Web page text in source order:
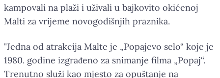
kampovali na plaži i uživali u bajkovito okićenoj
Malti za vrijeme novogodišnjih praznika.
"Jedna od atrakcija Malte je „Popajevo selo“ koje je
1980. godine izgrađeno za snimanje filma „Popaj“.
Trenutno služi kao mjesto za opuštanje na